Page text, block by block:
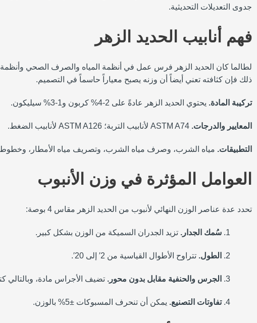
جدوى التعديلات التحديثية.
فهم أنابيب الحديد الزهر
لطالما كان الحديد الزهر فرس عمل في أنظمة المياه والصرف الصحي وأنظمة
ذلك فإن كثافته تعني أيضاً أن وزنه يصبح معياراً حاسماً في التصميم.
تركيبة المادة. يحتوي الحديد الزهر عادةً على 2-4% كربون و1-3% سيليكون.
المعايير والدرجات.
التطبيقات. مياه الشرب، وصرف مياه الشرب، وتصريف مياه الأمطار، وخطوط
العوامل المؤثرة في وزن الأنبوب
تحدد عدة عناصر الوزن النهائي لأنبوب من الحديد الزهر مقاس 4 بوصة:
سُمك الجدار. تزيد الجدران السميكة من الوزن بشكل كبير.
الطول. تتراوح الأطوال القياسية من 2′ إلى 20′.
الجرس والحنفية مقابل بدون محور. تضيف الأجراس مادة، وبالتالي
تفاوتات التصنيع. يمكن أن تنحرف المسبوكات ±5% بالوزن.